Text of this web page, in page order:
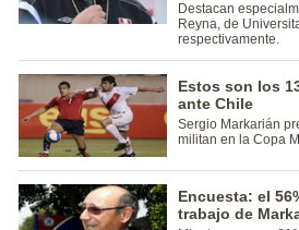
Destacan
Reyna, de
respectivamente.
Estos son los
ante Chile
Sergio Markarián
militan en la Copa
Encuesta: el
trabajo de